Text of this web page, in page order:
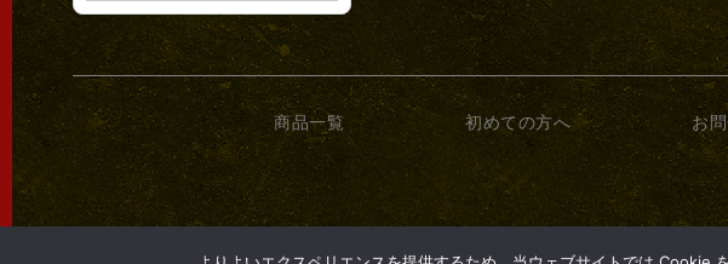
商品一覧 初めての方へ お